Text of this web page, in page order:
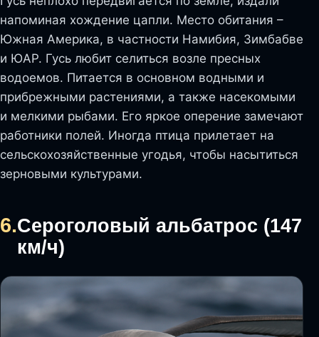
напоминая хождение цапли. Место обитания –
Южная Америка, в частности Намибия, Зимбабве
и ЮАР. Гусь любит селиться возле пресных
водоемов. Питается в основном водными и
прибрежными растениями, а также насекомыми
и мелкими рыбами. Его яркое оперение замечают
работники полей. Иногда птица прилетает на
сельскохозяйственные угодья, чтобы насытиться
зерновыми культурами.
6.Сероголовый альбатрос (147
км/ч)